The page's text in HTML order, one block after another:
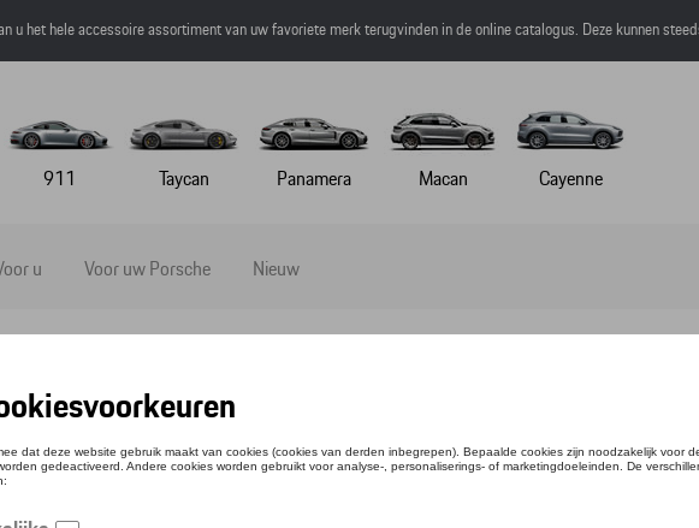
u het hele accessoire assortiment van uw favoriete merk terugvinden in de online catalogus. Deze kunnen
911 Taycan Panamera Macan Cayenne
u Voor uw Porsche Nieuw
T-SHIRT # 20 - MARTINI RACING - S
Referentie: WAP55800S0M0MR